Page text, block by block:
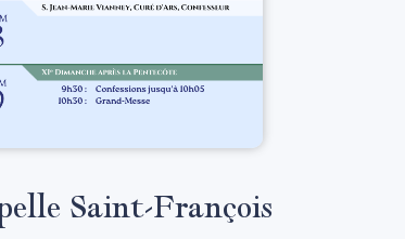
Saint-François